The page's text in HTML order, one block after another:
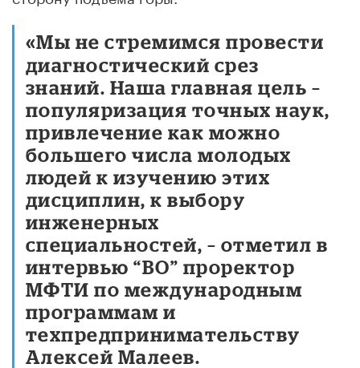
«Мы не стремимся провести
диагностический срез
знаний. Наша главная цель –
популяризация точных наук,
привлечение как можно
большего числа молодых
людей к изучению этих
дисциплин, к выбору
инженерных
специальностей, – отметил в
интервью “ВО” проректор
МФТИ по международным
программам и
техпредпринимательству
Алексей Малеев.